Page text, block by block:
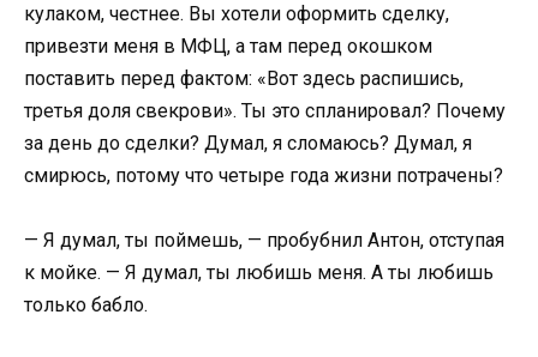
кулаком, честнее. Вы хотели оформить сделку,
привезти меня в МФЦ, а там перед окошком
поставить перед фактом: «Вот здесь распишись,
третья доля свекрови». Ты это спланировал? Почему
за день до сделки? Думал, я сломаюсь? Думал, я
смирюсь, потому что четыре года жизни потрачены?
— Я думал, ты поймешь, — пробубнил Антон, отступая
к мойке. — Я думал, ты любишь меня. А ты любишь
только бабло.